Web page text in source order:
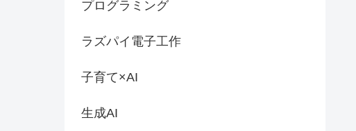
プログラミング
ラズパイ電子工作
子育て×AI
生成AI